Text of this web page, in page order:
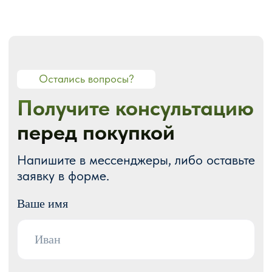
О нас Портфолио
Блог Акции
ГОТОВЫЕ РЕШЕНИЯ
Готовые многостраничные сайты